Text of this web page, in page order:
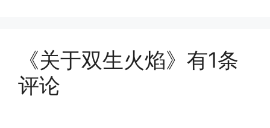
《关于双生火焰》有1条
评论